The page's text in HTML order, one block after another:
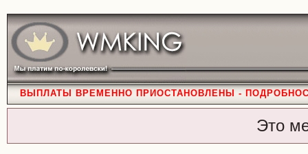
ВЫПЛАТЫ ВРЕМЕННО ПРИОСТАНОВЛЕНЫ -
Это